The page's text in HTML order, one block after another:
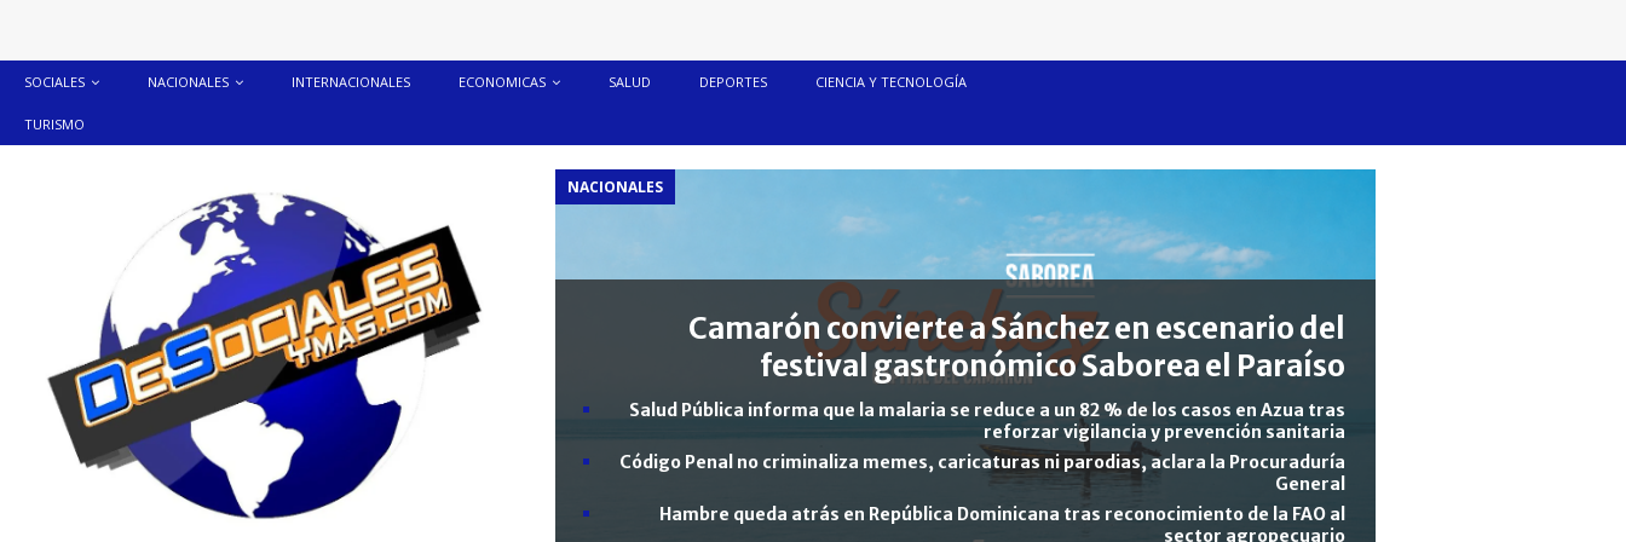
SOCIALES NACIONALES INTERNACIONALES ECONOMICAS SALUD DEPORTES CIENCIA Y TECNOLOGÍA
TURISMO
NACIONALES
Camarón convierte a Sánchez en escenario del
festival gastronómico Saborea el Paraíso
Salud Pública informa que la malaria se reduce a un 82 % de los casos en Azua tras
reforzar vigilancia y prevención sanitaria
Código Penal no criminaliza memes, caricaturas ni parodias, aclara la Procuraduría
General
Hambre queda atrás en República Dominicana tras reconocimiento de la FAO al
sector agropecuario